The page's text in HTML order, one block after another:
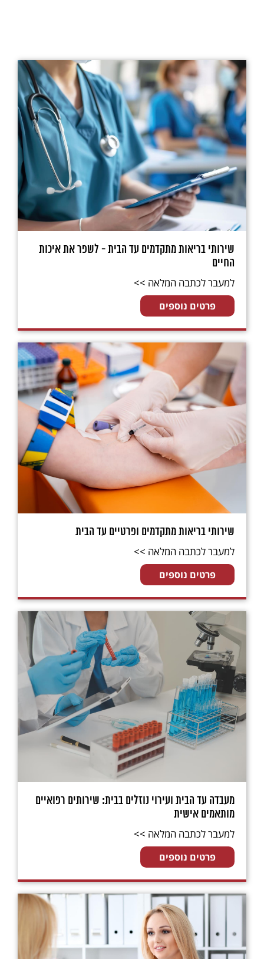
שירותי בריאות מתקדמים עד הבית - לשפר את איכות
החיים
למעבר לכתבה המלאה >>
פרטים נוספים
שירותי בריאות מתקדמים ופרטיים עד הבית
למעבר לכתבה המלאה >>
פרטים נוספים
מעבדה עד הבית ועירוי נוזלים בבית: שירותים רפואיים
מותאמים אישית
למעבר לכתבה המלאה >>
פרטים נוספים